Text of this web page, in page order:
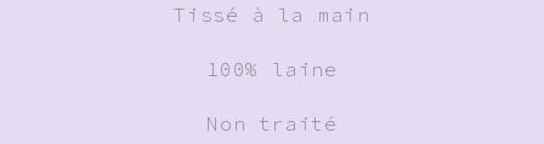
Tissé à la main
100% laine
Non traité